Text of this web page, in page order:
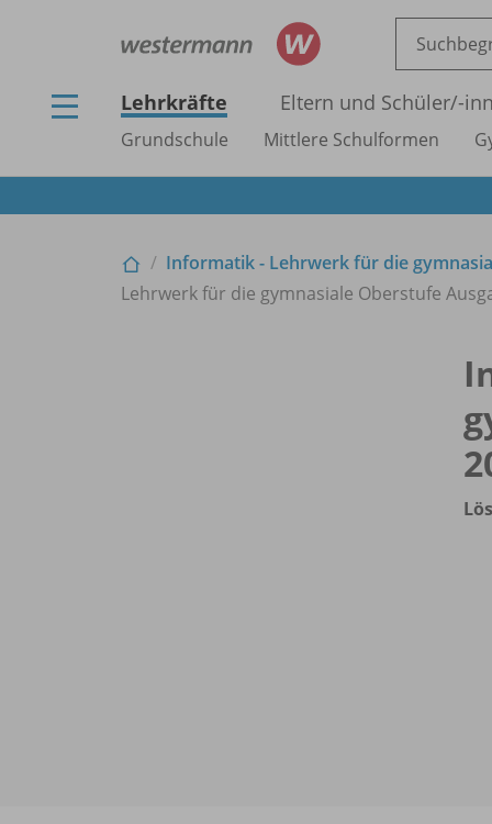
Lehrkräfte Eltern und Schüler/-
Grundschule Mittlere Schulformen
Informatik - Lehrwerk für die
Lehrwerk für die gymnasiale Oberstufe